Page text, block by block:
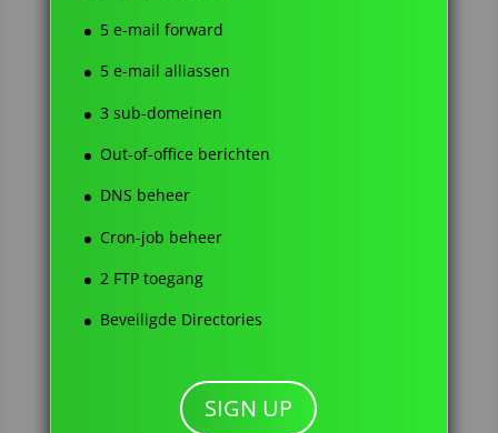
5 e-mail forward
5 e-mail alliassen
3 sub-domeinen
Out-of-office berichten
DNS beheer
Cron-job beheer
2 FTP toegang
Beveiligde Directories
SIGN UP